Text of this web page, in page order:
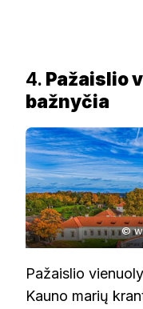
4. Pažaislio
bažnyčia
©
Pažaislio
Kauno marių